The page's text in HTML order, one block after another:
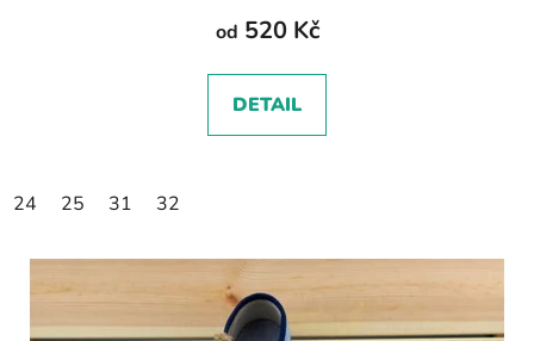
od 520 Kč
DETAIL
24 25 31 32